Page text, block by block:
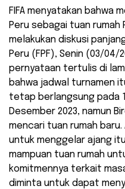
FIFA menyatakan bahwa
Peru sebagai tuan rumah
melakukan diskusi
Peru (FPF), Senin (03/04/
pernyataan tertulis di
bahwa jadwal turnamen
tetap berlangsung pada
Desember 2023, namun
mencari tuan rumah
untuk menggelar ajang
mampuan tuan rumah
komitmennya terkait
diminta untuk dapat